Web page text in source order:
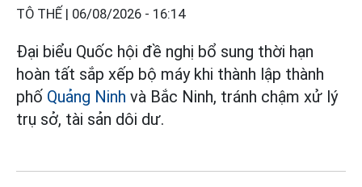
TÔ THẾ | 06/08/2026 - 16:14
Đại biểu Quốc hội đề nghị bổ sung thời hạn
hoàn tất sắp xếp bộ máy khi thành lập thành
phố Quảng Ninh và Bắc Ninh, tránh chậm xử lý
trụ sở, tài sản dôi dư.